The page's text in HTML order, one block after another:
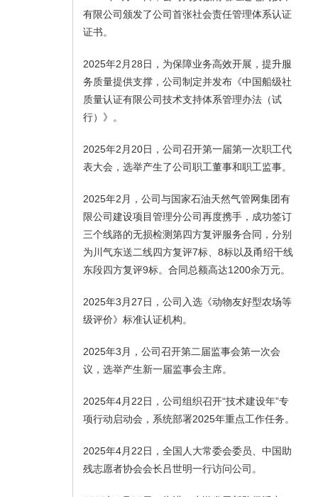
有限公司颁发了公司首张社会责任管理体系认证
证书。
2025年2月28日，为保障业务高效开展，提升服
务质量提供支撑，公司制定并发布《中国船级社
质量认证有限公司技术支持体系管理办法（试
行）》。
2025年2月20日，公司召开第一届第一次职工代
表大会，选举产生了公司职工董事和职工监事。
2025年2月，公司与国家石油天然气管网集团有
限公司建设项目管理分公司再度携手，成功签订
三个线路的无损检测第四方复评服务合同，分别
为川气东送二线四方复评7标、8标以及甬绍干线
东段四方复评9标。合同总额高达1200余万元。
2025年3月27日，公司入选《动物友好型农场等
级评价》标准认证机构。
2025年3月，公司召开第二届监事会第一次会
议，选举产生新一届监事会主席。
2025年4月22日，公司组织召开“技术建设年”专
项行动启动会，系统部署2025年重点工作任务。
2025年4月22日，全国人大常委会委员、中国助
残志愿者协会会长吕世明一行访问公司。